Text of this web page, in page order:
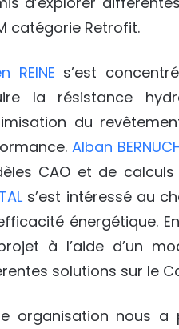
catégorie Retrofit.
REINE s’est
la résistance
du
Alban
CAO et de calculs
s’est intéressé au
énergétique.
à l’aide d’un
solutions sur le
organisation nous